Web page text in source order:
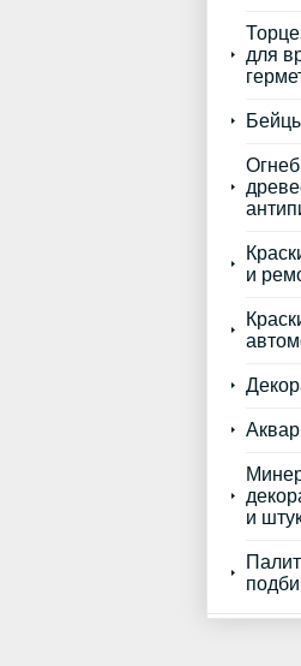
для
и
и